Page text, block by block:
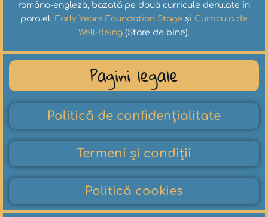
româno-engleză, bazată pe două curricule derulate în
paralel: Early Years Foundation Stage și Curricula de
Well-Being (Stare de bine).
Pagini legale
Politică de confidențialitate
Termeni și condiții
Politică cookies